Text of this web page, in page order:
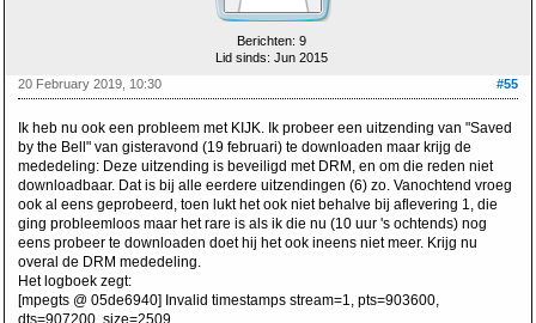
Berichten: 9
Lid sinds: Jun 2015
#55
20 February 2019, 10:30
Ik heb nu ook een probleem met KIJK. Ik probeer een uitzending van "Saved
by the Bell" van gisteravond (19 februari) te downloaden maar krijg de
mededeling: Deze uitzending is beveiligd met DRM, en om die reden niet
downloadbaar. Dat is bij alle eerdere uitzendingen (6) zo. Vanochtend vroeg
ook al eens geprobeerd, toen lukt het ook niet behalve bij aflevering 1, die
ging probleemloos maar het rare is als ik die nu (10 uur 's ochtends) nog
eens probeer te downloaden doet hij het ook ineens niet meer. Krijg nu
overal de DRM mededeling.
Het logboek zegt:
[mpegts @ 05de6940] Invalid timestamps stream=1, pts=903600,
dts=907200, size=2509